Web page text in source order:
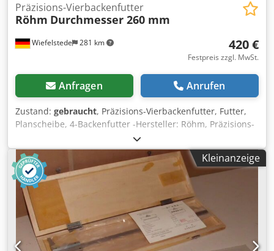
Wiefelstede 281 km
Präzisions-Vierbackenfutter
Röhm Durchmesser 260 mm
420 €
Festpreis zzgl. MwSt.
Anfragen Anrufen
Zustand: gebraucht, Präzisions-Vierbackenfutter, Futter,
Planscheibe, 4-Backenfutter -Hersteller: Röhm, Präzisions-
Vierbackenfutter Ø 260 mm -Durchlass: Ø 70 mm Cedpfx
Ashf Ni Eel Roha -Lochkreis: Ø 170 mm -Aufnahme:
Kurzkegel 8 -Backen: einzeln und komplett verstellbar -
Gewicht: 39 kg
Kleinanzeige